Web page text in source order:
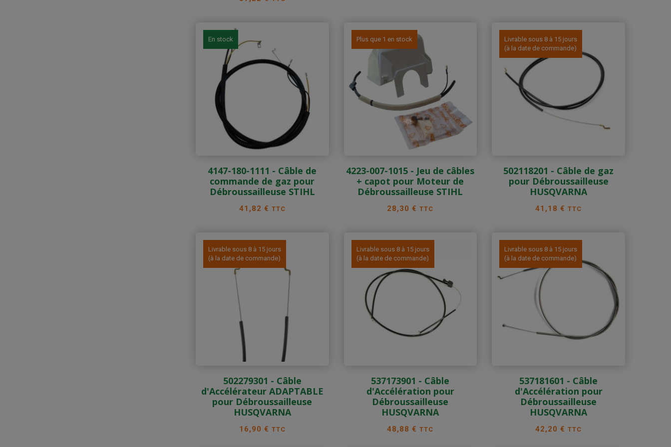
En stock
4147-180-1111 - Câble de
commande de gaz pour
Débroussailleuse STIHL
Prix
41,82 € TTC
Plus que 1 en stock
4223-007-1015 - Jeu de câbles
+ capot pour Moteur de
Débroussailleuse STIHL
Prix
28,30 €TTC
Livrable sous 8 à 15 jours
(à la date de commande)
502118201 - Câble de gaz
pour Débroussailleuse
HUSQVARNA
Prix
41,18 €TTC
Livrable sous 8 à 15 jours
(à la date de commande)
502279301 - Câble
d'Accélérateur ADAPTABLE
pour Débroussailleuse
HUSQVARNA
Prix
16,90 € TTC
Livrable sous 8 à 15 jours
(à la date de commande)
537173901 - Câble
d'Accélération pour
Débroussailleuse
HUSQVARNA
Prix
48,88 €TTC
Livrable sous 8 à 15 jours
(à la date de commande)
537181601 - Câble
d'Accélération pour
Débroussailleuse
HUSQVARNA
Prix
42,20 €TTC